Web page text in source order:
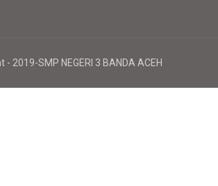
- 2019-SMP NEGERI 3 BANDA ACEH